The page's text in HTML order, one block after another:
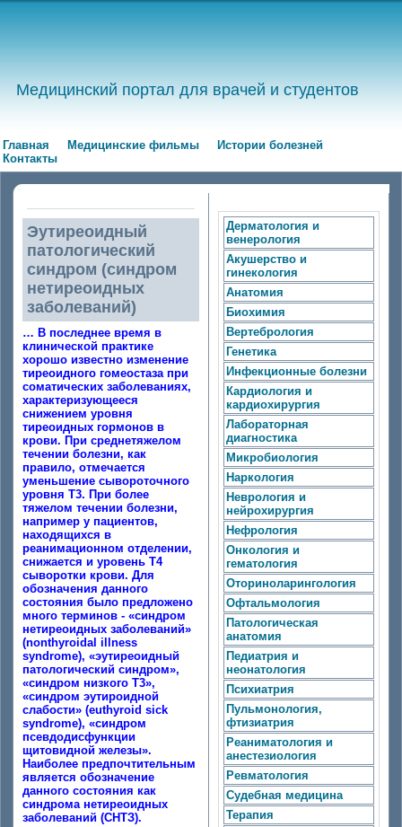
Медицинский портал для врачей и студентов
Главная Медицинские фильмы
Истории болезней
Контакты
Эутиреоидный
патологический
синдром (синдром
нетиреоидных
заболеваний)
… В последнее время в
клинической практике
хорошо известно изменение
тиреоидного гомеостаза при
соматических заболеваниях,
характеризующееся
снижением уровня
тиреоидных гормонов в
крови. При среднетяжелом
течении болезни, как
правило, отмечается
уменьшение сывороточного
уровня Т3. При более
тяжелом течении болезни,
например у пациентов,
находящихся в
реанимационном отделении,
снижается и уровень Т4
сыворотки крови. Для
обозначения данного
состояния было предложено
много терминов - «синдром
нетиреоидных заболеваний»
(nonthyroidal illness
syndrome), «эутиреоидный
патологический синдром»,
«синдром низкого Т3»,
«синдром эутироидной
слабости» (euthyroid sick
syndrome), «синдром
псевдодисфункции
щитовидной железы».
Наиболее предпочтительным
является обозначение
данного состояния как
синдрома нетиреоидных
заболеваний (СНТЗ).
Дерматология и
венерология
Акушерство и
гинекология
Анатомия
Биохимия
Вертебрология
Генетика
Инфекционные болезни
Кардиология и
кардиохирургия
Лабораторная
диагностика
Микробиология
Наркология
Неврология и
нейрохирургия
Нефрология
Онкология и
гематология
Оториноларингология
Офтальмология
Патологическая
анатомия
Педиатрия и
неонатология
Психиатрия
Пульмонология,
фтизиатрия
Реаниматология и
анестезиология
Ревматология
Судебная медицина
Терапия